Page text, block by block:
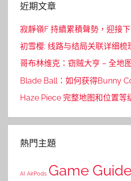
近期文章
寂靜嶺F 持續累積聲勢，迎接
初雪樱: 线路与结局关联详细梳
哥布林维克：窃贼大亨 – 全地
Blade Ball：如何获得Bunny
Haze Piece 完整地图和位置等
熱門主題
AI AirPods Game